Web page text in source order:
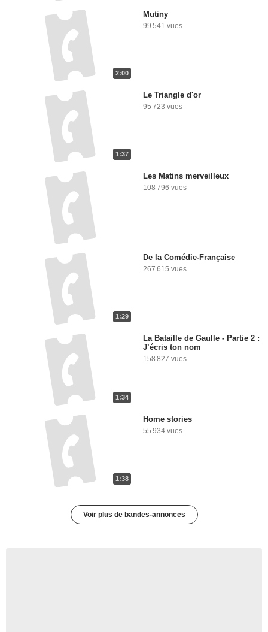
2:00
Mutiny
99 541 vues
1:37
Le Triangle d'or
95 723 vues
Les Matins merveilleux
108 796 vues
1:29
De la Comédie-Française
267 615 vues
1:34
La Bataille de Gaulle - Partie 2 :
J’écris ton nom
158 827 vues
1:38
Home stories
55 934 vues
Voir plus de bandes-annonces